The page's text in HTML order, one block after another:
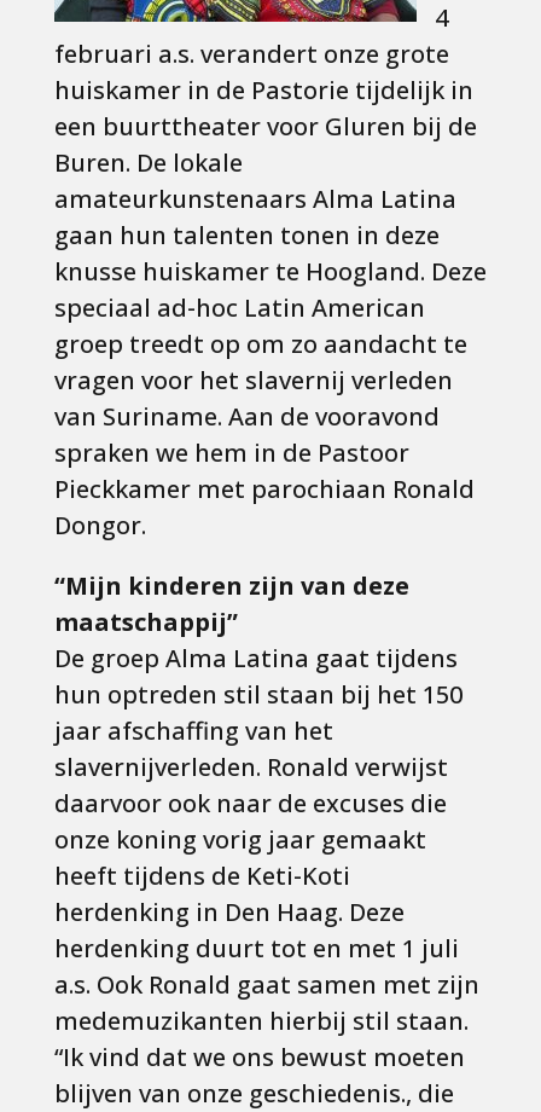
4
februari a.s. verandert onze grote
huiskamer in de Pastorie tijdelijk in
een buurttheater voor Gluren bij de
Buren. De lokale
amateurkunstenaars Alma Latina
gaan hun talenten tonen in deze
knusse huiskamer te Hoogland. Deze
speciaal ad-hoc Latin American
groep treedt op om zo aandacht te
vragen voor het slavernij verleden
van Suriname. Aan de vooravond
spraken we hem in de Pastoor
Pieckkamer met parochiaan Ronald
Dongor.
“Mijn kinderen zijn van deze
maatschappij”
De groep Alma Latina gaat tijdens
hun optreden stil staan bij het 150
jaar afschaffing van het
slavernijverleden. Ronald verwijst
daarvoor ook naar de excuses die
onze koning vorig jaar gemaakt
heeft tijdens de Keti-Koti
herdenking in Den Haag. Deze
herdenking duurt tot en met 1 juli
a.s. Ook Ronald gaat samen met zijn
medemuzikanten hierbij stil staan.
“Ik vind dat we ons bewust moeten
blijven van onze geschiedenis., die